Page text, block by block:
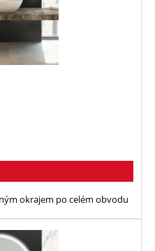
okrajem po celém obvodu